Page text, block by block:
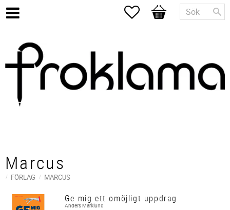
Favoriter
Kundvagn
Marcus
FÖRLAG MARCUS
Ge mig ett omöjligt uppdrag
Anders Marklund